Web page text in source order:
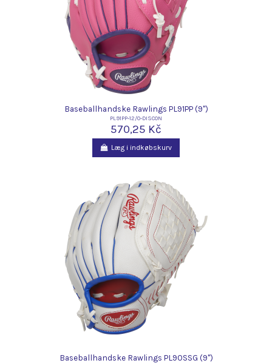
Baseballhandske Rawlings PL91PP (9")
PL91PP-12/0-DISCON
570,25 Kč
Læg i indkøbskurv
Baseballhandske Rawlings PL90SSG (9")